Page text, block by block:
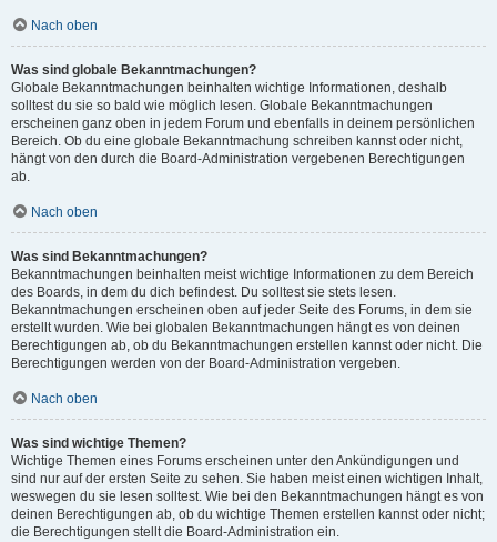
Nach oben
Was sind globale Bekanntmachungen?
Globale Bekanntmachungen beinhalten wichtige Informationen, deshalb
solltest du sie so bald wie möglich lesen. Globale Bekanntmachungen
erscheinen ganz oben in jedem Forum und ebenfalls in deinem persönlichen
Bereich. Ob du eine globale Bekanntmachung schreiben kannst oder nicht,
hängt von den durch die Board-Administration vergebenen Berechtigungen
ab.
Nach oben
Was sind Bekanntmachungen?
Bekanntmachungen beinhalten meist wichtige Informationen zu dem Bereich
des Boards, in dem du dich befindest. Du solltest sie stets lesen.
Bekanntmachungen erscheinen oben auf jeder Seite des Forums, in dem sie
erstellt wurden. Wie bei globalen Bekanntmachungen hängt es von deinen
Berechtigungen ab, ob du Bekanntmachungen erstellen kannst oder nicht. Die
Berechtigungen werden von der Board-Administration vergeben.
Nach oben
Was sind wichtige Themen?
Wichtige Themen eines Forums erscheinen unter den Ankündigungen und
sind nur auf der ersten Seite zu sehen. Sie haben meist einen wichtigen Inhalt,
weswegen du sie lesen solltest. Wie bei den Bekanntmachungen hängt es von
deinen Berechtigungen ab, ob du wichtige Themen erstellen kannst oder nicht;
die Berechtigungen stellt die Board-Administration ein.